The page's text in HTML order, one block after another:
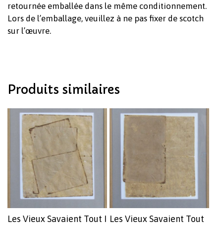
Votre panier est vide.
retournée emballée dans le même conditionnement.
Lors de l’emballage, veuillez à ne pas fixer de scotch
sur l’œuvre.
Produits similaires
Les Vieux Savaient Tout I Les Vieux Savaient Tout